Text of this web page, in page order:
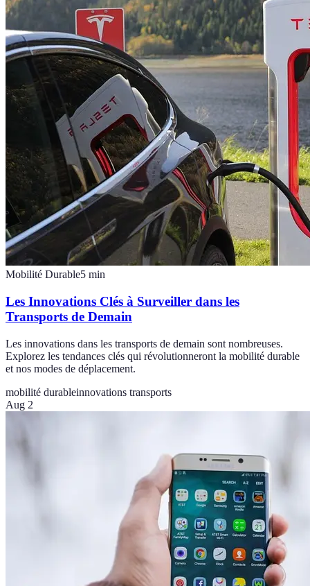
Mobilité Durable5 min
Les Innovations Clés à Surveiller dans les
Transports de Demain
Les innovations dans les transports de demain sont nombreuses.
Explorez les tendances clés qui révolutionneront la mobilité durable
et nos modes de déplacement.
mobilité durableinnovations transports
Aug 2